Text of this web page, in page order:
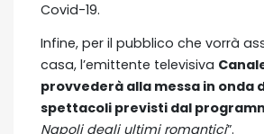
Covid-19.
Infine, per il pubblico che vorrà
casa, l’emittente televisiva
provvederà alla messa in onda
spettacoli previsti dal
Napoli degli ultimi romantici”.